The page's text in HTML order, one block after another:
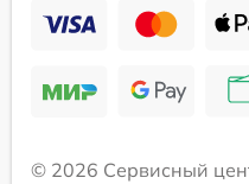
© 2026 Сервисный